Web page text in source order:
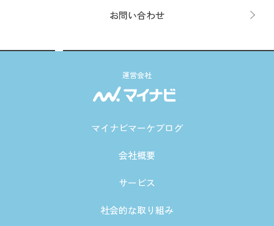
お問い合わせ
運営会社
マイナビマーケブログ
会社概要
サービス
社会的な取り組み